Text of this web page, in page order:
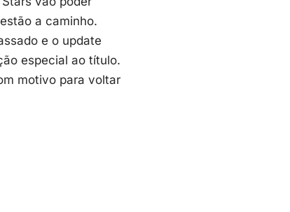
a caminho.
e o update
especial ao título.
motivo para voltar